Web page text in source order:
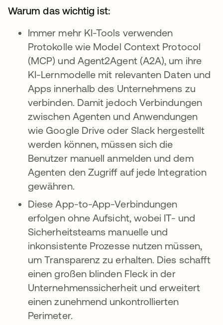
Warum das wichtig ist:
Immer mehr KI-Tools verwenden
Protokolle wie Model Context Protocol
(MCP) und Agent2Agent (A2A), um ihre
KI-Lernmodelle mit relevanten Daten und
Apps innerhalb des Unternehmens zu
verbinden. Damit jedoch Verbindungen
zwischen Agenten und Anwendungen
wie Google Drive oder Slack hergestellt
werden können, müssen sich die
Benutzer manuell anmelden und dem
Agenten den Zugriff auf jede Integration
gewähren.
Diese App-to-App-Verbindungen
erfolgen ohne Aufsicht, wobei IT- und
Sicherheitsteams manuelle und
inkonsistente Prozesse nutzen müssen,
um Transparenz zu erhalten. Dies schafft
einen großen blinden Fleck in der
Unternehmenssicherheit und erweitert
einen zunehmend unkontrollierten
Perimeter.